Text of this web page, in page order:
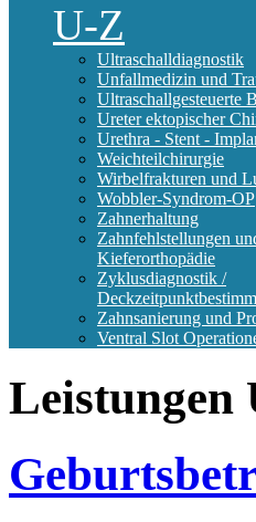
U-Z
Ultraschalldiagnostik
Unfallmedizin und
Ultraschallgesteuerte
Ureter ektopischer
Urethra - Stent -
Weichteilchirurgie
Wirbelfrakturen und
Wobbler-Syndrom-OP
Zahnerhaltung
Zahnfehlstellungen
Kieferorthopädie
Zyklusdiagnostik /
Zahnsanierung und
Ventral Slot
Leistungen